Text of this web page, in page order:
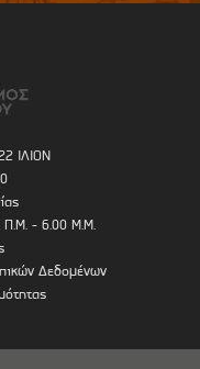
ΙΛΙΟΝ
Π.Μ. - 6.00 Μ.Μ.
Δεδομένων